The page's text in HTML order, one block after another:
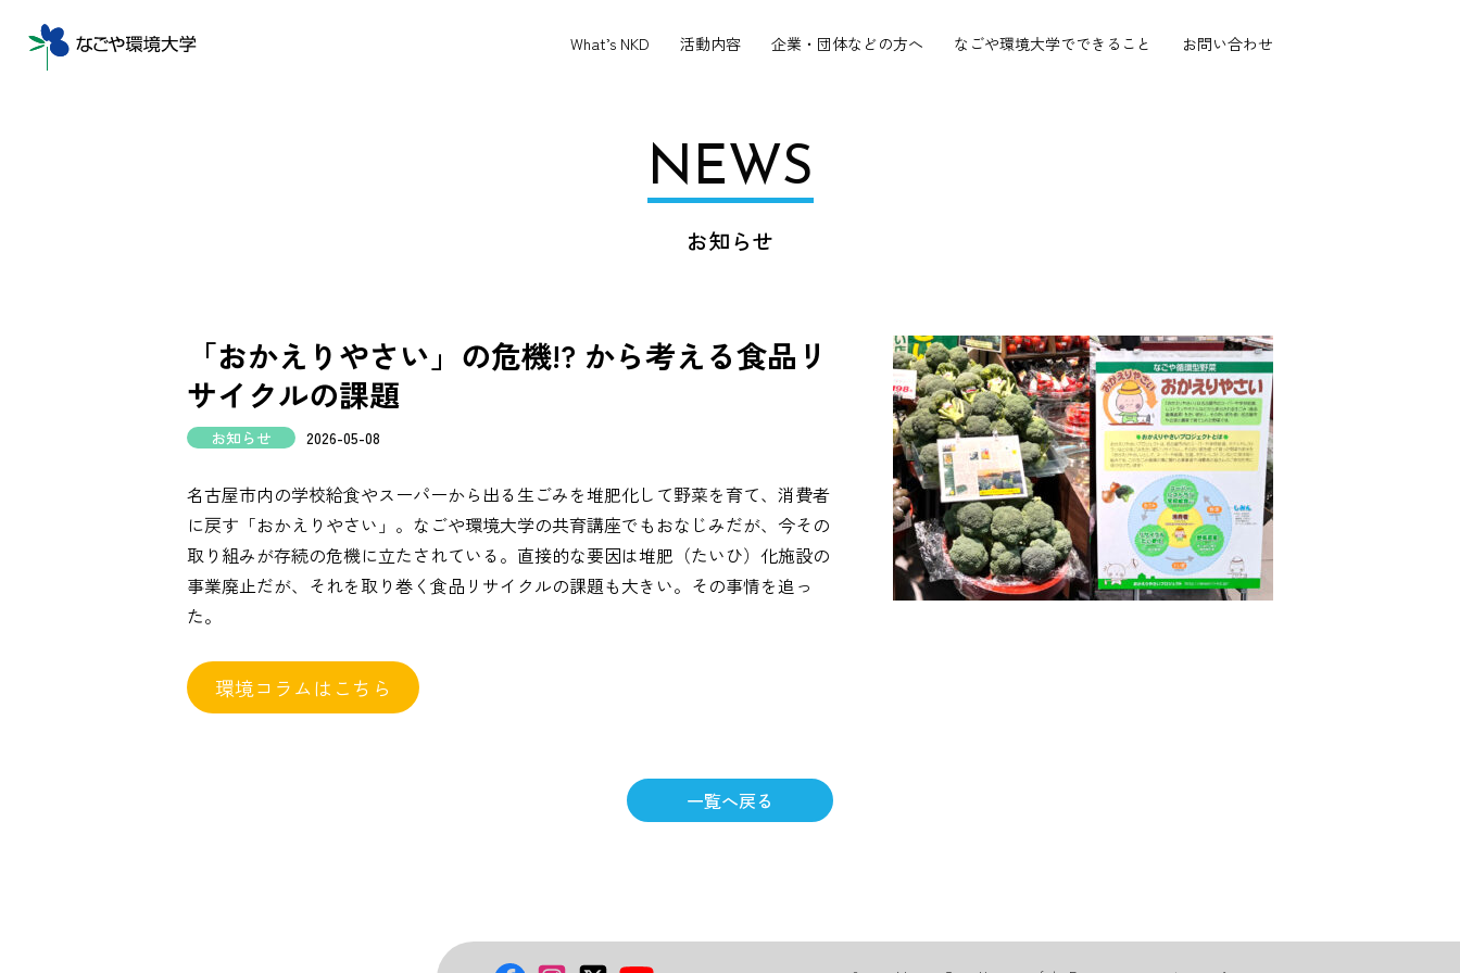
What’s NKD 活動内容 企業・団体などの方へ なごや環境大学でできること お問い合わせ
NEWS
お知らせ
「おかえりやさい」の危機!? から考える食品リ
サイクルの課題
お知らせ 2026-05-08
名古屋市内の学校給食やスーパーから出る生ごみを堆肥化して野菜を育て、消費者
に戻す「おかえりやさい」。なごや環境大学の共育講座でもおなじみだが、今その
取り組みが存続の危機に立たされている。直接的な要因は堆肥（たいひ）化施設の
事業廃止だが、それを取り巻く食品リサイクルの課題も大きい。その事情を追っ
た。
環境コラムはこちら
一覧へ戻る